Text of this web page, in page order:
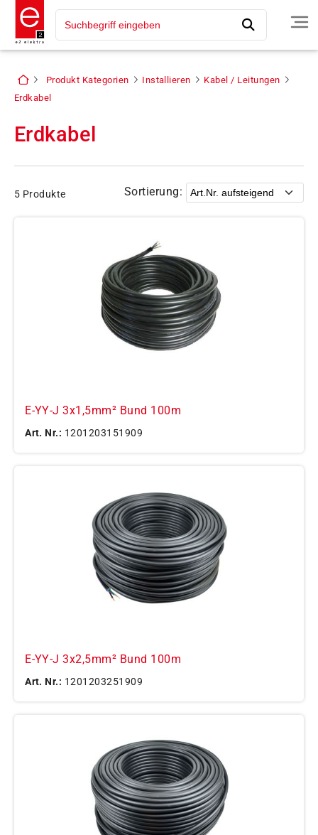
Produkt Kategorien Installieren
Kabel / Leitungen
Erdkabel
Erdkabel
5 Produkte Sortierung:
E-YY-J 3x1,5mm² Bund 100m
Art. Nr.: 1201203151909
E-YY-J 3x2,5mm² Bund 100m
Art. Nr.: 1201203251909